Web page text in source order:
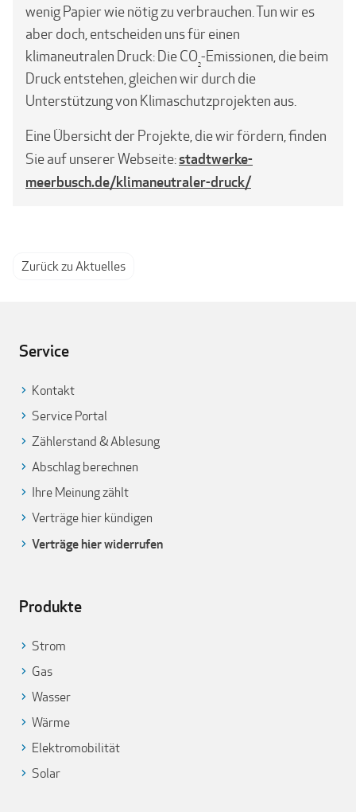
wenig Papier wie nötig zu verbrauchen. Tun wir es
aber doch, entscheiden uns für einen
klimaneutralen Druck: Die CO2-Emissionen, die beim
Druck entstehen, gleichen wir durch die
Unterstützung von Klimaschutzprojekten aus.
Eine Übersicht der Projekte, die wir fördern, finden
Sie auf unserer Webseite:stadtwerke-
meerbusch.de/klimaneutraler-druck/
Zurück zu Aktuelles
Service
Kontakt
Service Portal
Zählerstand & Ablesung
Abschlag berechnen
Ihre Meinung zählt
Verträge hier kündigen
Verträge hier widerrufen
Produkte
Strom
Gas
Wasser
Wärme
Elektromobilität
Solar